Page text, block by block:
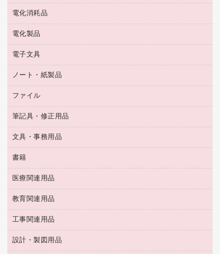
ペット用品
飲食用消耗品
飲食雑貨用品
ハンドソープ・石鹸
トイレ用品
トイレ用洗剤
ティッシュペーパー
ダストボックス
タオル・アメニティ用品
スリッパ・サンダル・シューズ
スポーツ・レジャー用品
ゴミ袋
キッチン用品
食品添加物製品
レーザーポインター
ラミネートフィルム
ラミネータ
タイムレコーダー
シュレッダ
ＯＨＰ用品
冷蔵庫・キッチン・調理家電
テレビ・ＡＶ機器
電化消耗品
電球・蛍光灯
乾電池・充電池
フィルム・カメラ用品
デスクライト
アルバム
電化製品
掃除機・クリーナー
空調・季節家電
その他電化製品
キッチン・調理家電
ＯＡタップ／延長コード
電子文具
電卓
ラベルテープ
その他電子文具
ノート・紙製品
封筒
伝票
典礼用品
帳簿
額縁
各種用紙
ルーズリーフ
バインダーノート
ファイル
名刺整理用品
板目表紙・綴込表紙
背幅が伸びるファイル
統一伝票用ファイル
収納保存用品
レターファイル
リングファイル
プレゼン用ファイル
筆記具・修正用品
万年筆
消しゴム
修正液・修正ペン
修正テープ
鉛筆
マーキングペン（油性）
文具・事務用品
輪ゴム
両面テープ
名札
保管・整理用品
壁面／足元収納
備品／小物ケース
書籍
パソコンソフト
医療関連用品
保健用品
使い捨て手袋
感染症対策用品
介護用品
教育関連用品
教育関連用品
工事関連用品
工事関連用品
設計・製図用品